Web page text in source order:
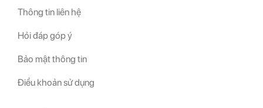
Thông tin liên hệ
Hỏi đáp góp ý
Bảo mật thông tin
Điều khoản sử dụng